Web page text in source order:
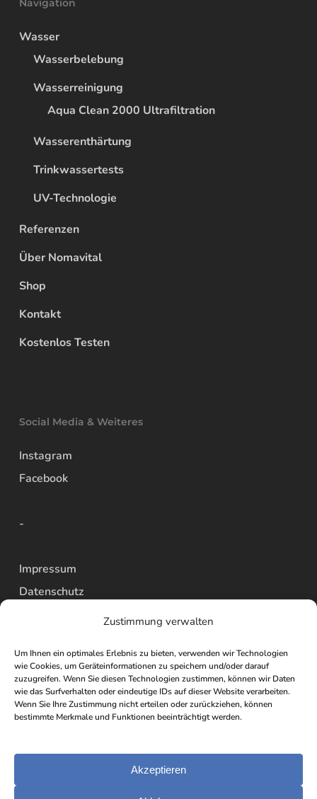
Zustimmung verwalten
Um Ihnen ein optimales Erlebnis zu bieten, verwenden wir Technologien
wie Cookies, um Geräteinformationen zu speichern und/oder darauf
zuzugreifen. Wenn Sie diesen Technologien zustimmen, können wir Daten
wie das Surfverhalten oder eindeutige IDs auf dieser Website verarbeiten.
Wenn Sie Ihre Zustimmung nicht erteilen oder zurückziehen, können
bestimmte Merkmale und Funktionen beeinträchtigt werden.
Akzeptieren
Navigation
Wasser
Wasserbelebung
Wasserreinigung
Aqua Clean 2000 Ultrafiltration
Wasserenthärtung
Trinkwassertests
UV-Technologie
Referenzen
Über Nomavital
Shop
Kontakt
Kostenlos Testen
Social Media & Weiteres
Instagram
Facebook
-
Impressum
Datenschutz
Versand
Vertrag widerrufen
-